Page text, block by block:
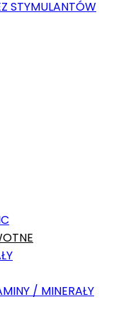
STYMULANTÓW
/ MINERAŁY